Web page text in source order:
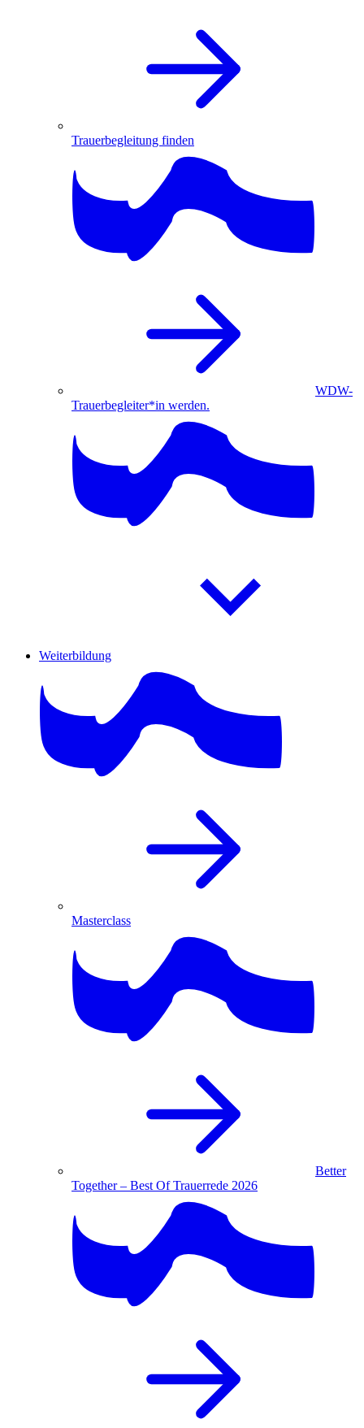
Trauerbegleitung finden
WDW-
Trauerbegleiter*in werden.
Weiterbildung
Masterclass
Better
Together – Best Of Trauerrede 2026